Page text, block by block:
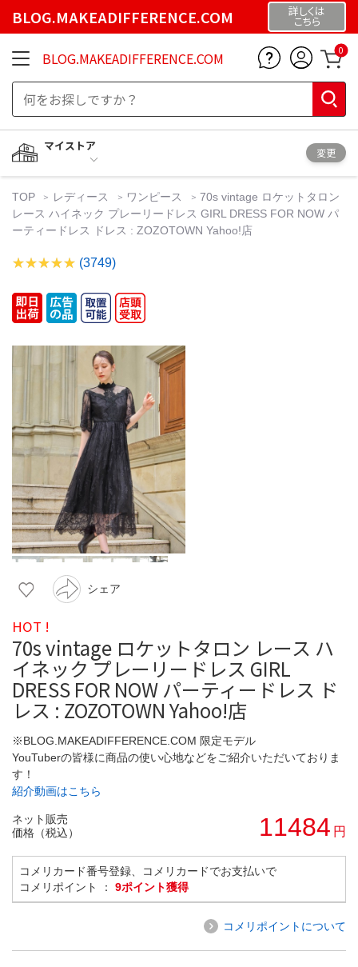
BLOG.MAKEADIFFERENCE.COM 詳しくは
こちら
BLOG.MAKEADIFFERENCE.COM 0
マイストア
変更
TOP レディース ワンピース
70s vintage ロケットタロン
レース ハイネック プレーリードレス GIRL DRESS FOR NOW パ
ーティードレス ドレス : ZOZOTOWN Yahoo!店
(3749)
シェア
HOT !
70s vintage ロケットタロン レース ハ
イネック プレーリードレス GIRL
DRESS FOR NOW パーティードレス ド
レス : ZOZOTOWN Yahoo!店
※BLOG.MAKEADIFFERENCE.COM 限定モデル
YouTuberの皆様に商品の使い心地などをご紹介いただいておりま
す！
紹介動画はこちら
ネット販売
価格（税込）
11484 円
コメリカード番号登録、コメリカードでお支払いで
コメリポイント ： 9ポイント獲得
コメリポイントについて